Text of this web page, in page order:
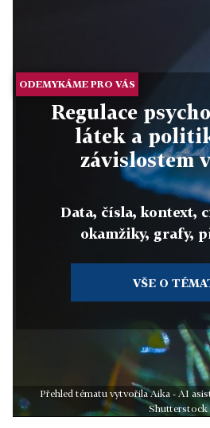
ODEMYKÁME PRO VÁS
Regulace
látek a
závislostem
Data, čísla, kontext,
okamžiky, grafy,
VŠE O
Přehled tématu vytvořila Aika - AI
Shutterstock